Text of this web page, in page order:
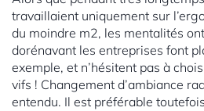
travaillaient uniquement sur
du moindre m2, les mentalités
dorénavant les entreprises font
exemple, et n’hésitent pas à
vifs ! Changement d’ambiance
entendu. Il est préférable